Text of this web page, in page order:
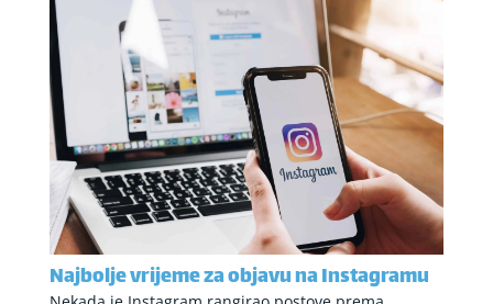
Najbolje vrijeme za objavu na Instagramu